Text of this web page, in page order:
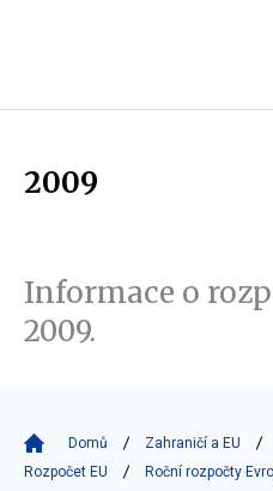
2009
Informace o
2009.
Domů Zahraničí a EU
Rozpočet EU
Roční rozpočty